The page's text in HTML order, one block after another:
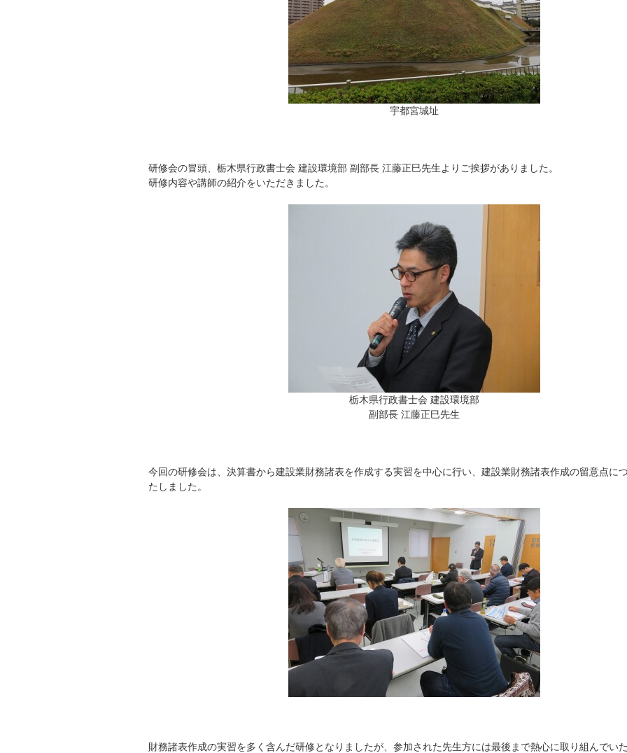
宇都宮城址
研修会の冒頭、栃木県行政書士会 建設環境部 副部長 江藤正巳先生よりご挨拶がありました。
研修内容や講師の紹介をいただきました。
栃木県行政書士会 建設環境部
副部長 江藤正巳先生
今回の研修会は、決算書から建設業財務諸表を作成する実習を中心に行い、建設業財務諸表作成の留意点に
たしました。
財務諸表作成の実習を多く含んだ研修となりましたが、参加された先生方には最後まで熱心に取り組んでい